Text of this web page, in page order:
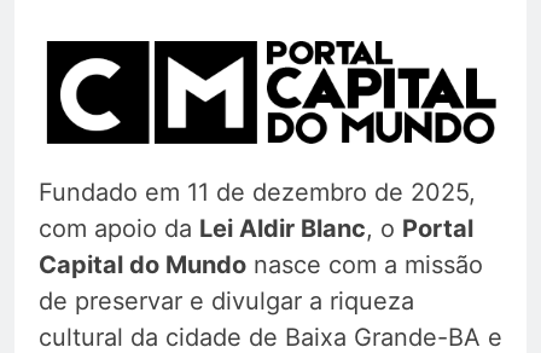
Fundado em 11 de dezembro de 2025,
com apoio da Lei Aldir Blanc, o Portal
Capital do Mundo nasce com a missão
de preservar e divulgar a riqueza
cultural da cidade de Baixa Grande-BA e